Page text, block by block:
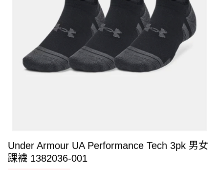
Under Armour UA Performance Tech 3pk 男女
踝襪 1382036-001